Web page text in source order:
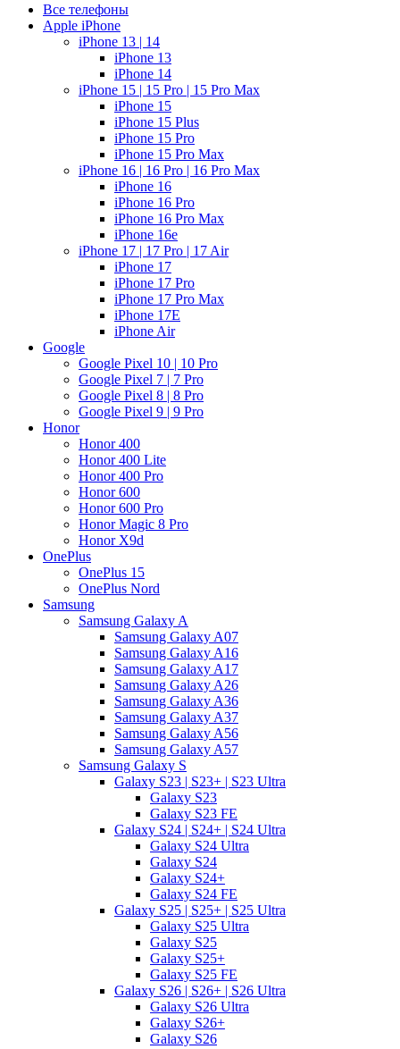
Все телефоны
Apple iPhone
iPhone 13 | 14
iPhone 13
iPhone 14
iPhone 15 | 15 Pro | 15 Pro Max
iPhone 15
iPhone 15 Plus
iPhone 15 Pro
iPhone 15 Pro Max
iPhone 16 | 16 Pro | 16 Pro Max
iPhone 16
iPhone 16 Pro
iPhone 16 Pro Max
iPhone 16e
iPhone 17 | 17 Pro | 17 Air
iPhone 17
iPhone 17 Pro
iPhone 17 Pro Max
iPhone 17E
iPhone Air
Google
Google Pixel 10 | 10 Pro
Google Pixel 7 | 7 Pro
Google Pixel 8 | 8 Pro
Google Pixel 9 | 9 Pro
Honor
Honor 400
Honor 400 Lite
Honor 400 Pro
Honor 600
Honor 600 Pro
Honor Magic 8 Pro
Honor X9d
OnePlus
OnePlus 15
OnePlus Nord
Samsung
Samsung Galaxy A
Samsung Galaxy A07
Samsung Galaxy A16
Samsung Galaxy A17
Samsung Galaxy A26
Samsung Galaxy A36
Samsung Galaxy A37
Samsung Galaxy A56
Samsung Galaxy A57
Samsung Galaxy S
Galaxy S23 | S23+ | S23 Ultra
Galaxy S23
Galaxy S23 FE
Galaxy S24 | S24+ | S24 Ultra
Galaxy S24 Ultra
Galaxy S24
Galaxy S24+
Galaxy S24 FE
Galaxy S25 | S25+ | S25 Ultra
Galaxy S25 Ultra
Galaxy S25
Galaxy S25+
Galaxy S25 FE
Galaxy S26 | S26+ | S26 Ultra
Galaxy S26 Ultra
Galaxy S26+
Galaxy S26